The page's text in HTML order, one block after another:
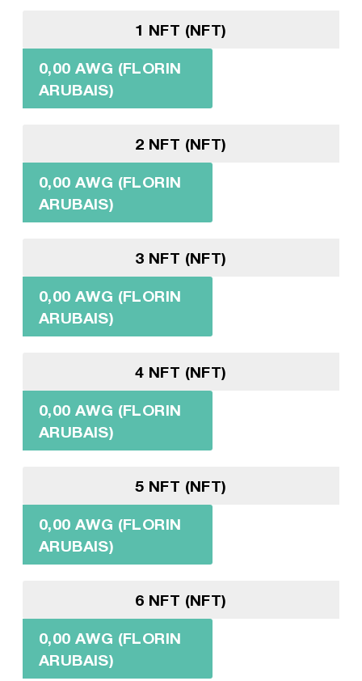
1 NFT (NFT)
0,00 AWG (FLORIN
ARUBAIS)
2 NFT (NFT)
0,00 AWG (FLORIN
ARUBAIS)
3 NFT (NFT)
0,00 AWG (FLORIN
ARUBAIS)
4 NFT (NFT)
0,00 AWG (FLORIN
ARUBAIS)
5 NFT (NFT)
0,00 AWG (FLORIN
ARUBAIS)
6 NFT (NFT)
0,00 AWG (FLORIN
ARUBAIS)